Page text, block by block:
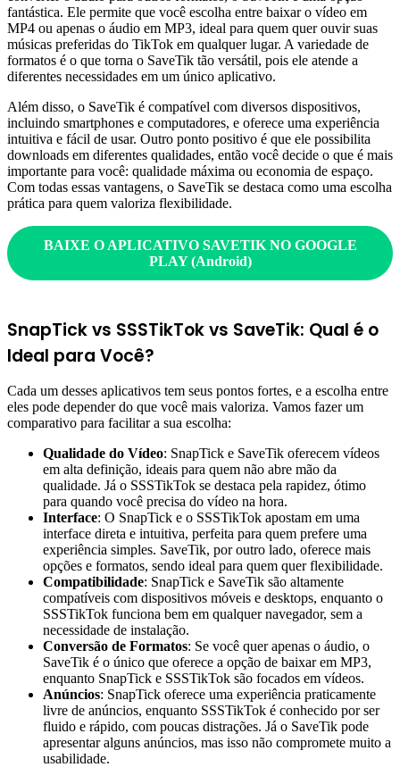
fantástica. Ele permite que você escolha entre baixar o vídeo em
MP4 ou apenas o áudio em MP3, ideal para quem quer ouvir suas
músicas preferidas do TikTok em qualquer lugar. A variedade de
formatos é o que torna o SaveTik tão versátil, pois ele atende a
diferentes necessidades em um único aplicativo.
Além disso, o SaveTik é compatível com diversos dispositivos,
incluindo smartphones e computadores, e oferece uma experiência
intuitiva e fácil de usar. Outro ponto positivo é que ele possibilita
downloads em diferentes qualidades, então você decide o que é mais
importante para você: qualidade máxima ou economia de espaço.
Com todas essas vantagens, o SaveTik se destaca como uma escolha
prática para quem valoriza flexibilidade.
BAIXE O APLICATIVOSAVETIK NO GOOGLE
PLAY (Android)
SnapTick vs SSSTikTok vs SaveTik: Qual é o
Ideal para Você?
Cada um desses aplicativos tem seus pontos fortes, e a escolha entre
eles pode depender do que você mais valoriza. Vamos fazer um
comparativo para facilitar a sua escolha:
Qualidade do Vídeo: SnapTick e SaveTik oferecem vídeos
em alta definição, ideais para quem não abre mão da
qualidade. Já o SSSTikTok se destaca pela rapidez, ótimo
para quando você precisa do vídeo na hora.
Interface: O SnapTick e o SSSTikTok apostam em uma
interface direta e intuitiva, perfeita para quem prefere uma
experiência simples. SaveTik, por outro lado, oferece mais
opções e formatos, sendo ideal para quem quer flexibilidade.
Compatibilidade: SnapTick e SaveTik são altamente
compatíveis com dispositivos móveis e desktops, enquanto o
SSSTikTok funciona bem em qualquer navegador, sem a
necessidade de instalação.
Conversão de Formatos: Se você quer apenas o áudio, o
SaveTik é o único que oferece a opção de baixar em MP3,
enquanto SnapTick e SSSTikTok são focados em vídeos.
Anúncios: SnapTick oferece uma experiência praticamente
livre de anúncios, enquanto SSSTikTok é conhecido por ser
fluido e rápido, com poucas distrações. Já o SaveTik pode
apresentar alguns anúncios, mas isso não compromete muito a
usabilidade.